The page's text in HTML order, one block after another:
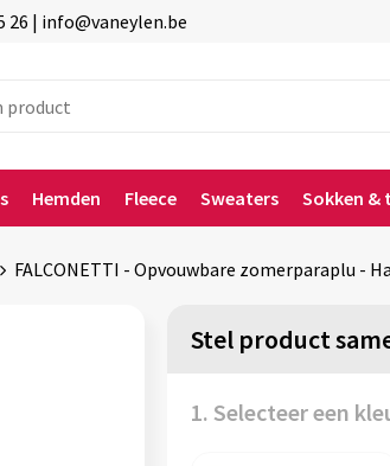
26 | info@vaneylen.be
Hemden Fleece Sweaters Sokken &
FALCONETTI - Opvouwbare zomerparaplu -
Stel product
1. Selecteer een